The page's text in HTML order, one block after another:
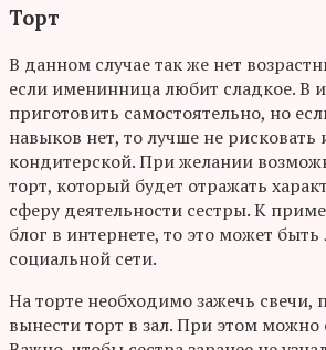
Торт
В данном случае так же нет
если именинница любит сладкое. В
приготовить самостоятельно, но
навыков нет, то лучше не рисковать
кондитерской. При желании
торт, который будет отражать
сферу деятельности сестры. К
блог в интернете, то это может быть
социальной сети.
На торте необходимо зажечь свечи,
вынести торт в зал. При этом можно